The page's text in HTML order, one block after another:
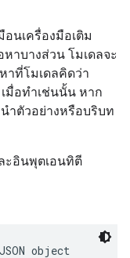
อนเครื่องมือเติม
าบางส่วน โมเดลจะ
าที่โมเดลคิดว่า
มื่อทำเช่นนั้น หาก
ำตัวอย่างหรือบริบท
ะอินพุตเอนทิตี
object